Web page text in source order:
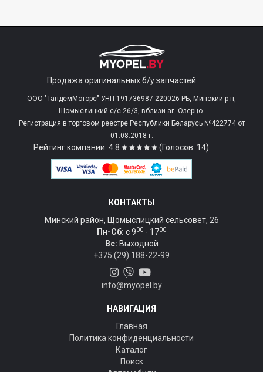
Продажа оригинальных б/у запчастей
ООО "ТандемМоторс" УНП 191736987 220026 РБ, Минский р-н,
Щомыслицкий с/c 26/3, вблизи аг. Озерцо.
Регистрация в торговом реестре Республики Беларусь №422774 от
01.08.2018 г.
Рейтинг компании: 4.8 (Голосов: 14)
КОНТАКТЫ
Минский район, Щомыслицкий сельсовет, 26
Пн-Сб: c 900 - 1700
Вс: Выходной
+375 (29) 188-22-99
info@myopel.by
НАВИГАЦИЯ
Главная
Политика конфиденциальности
Каталог
Поиск